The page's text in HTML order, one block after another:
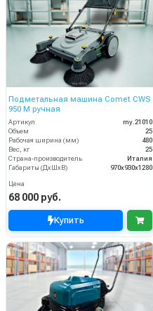
Подметальная машина Comet CWS
950 M ручная
Артикул
my.21010
Объем
25
Рабочая ширина (мм)
480
Вес, кг
25
Страна-производитель
Италия
Габариты (ДхШхВ)
970x930x1280
Цена
68 000 руб.
Купить